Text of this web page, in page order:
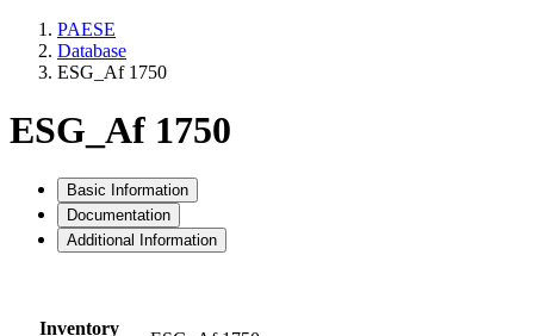
PAESE
Database
ESG_Af 1750
ESG_Af 1750
Basic Information
Documentation
Additional Information
Inventory